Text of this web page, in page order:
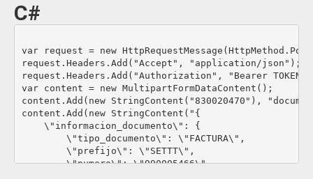
        \"rg_tipo\": \"PDF\",
\"rg_base_64\":
            \"y\": \"240\",
            \"size\": \"30\"
        },
        \"rg_px_cufe\": {
            \"x\": \"30\",
            \"y\": \"237\",
            \"size\": \"10\"
        },
        \"integrador\": {
C#
var request = new
request.Headers.Add("Accept", "application/json");
request.Headers.Add("Authorization", "Bearer
var content = new MultipartFormDataContent();
content.Add(new StringContent("830020470"),
content.Add(new StringContent("{
    \"informacion_documento\": {
        \"tipo_documento\": \"FACTURA\",
        \"prefijo\": \"SETTT\",
        \"numero\": \"990005466\"